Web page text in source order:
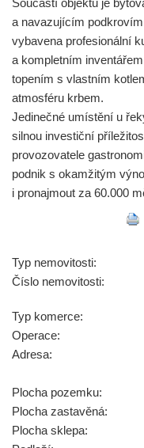
a navazujícím
vybavena profesionální
a kompletním
topením s vlastním
atmosféru krbem.
Jedinečné umístění u
silnou investiční
provozovatele
podnik s okamžitým
i pronajmout za 60.000
Typ nemovitosti:
Číslo nemovitosti:
Typ komerce:
Operace:
Adresa:
Plocha pozemku:
Plocha zastavěná:
Plocha sklepa: